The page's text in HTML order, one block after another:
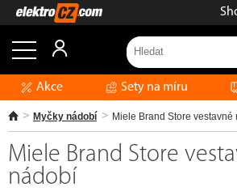
Akce Sety na míru
Myčky nádobí Miele Brand Store vestavné
Miele Brand Store
nádobí